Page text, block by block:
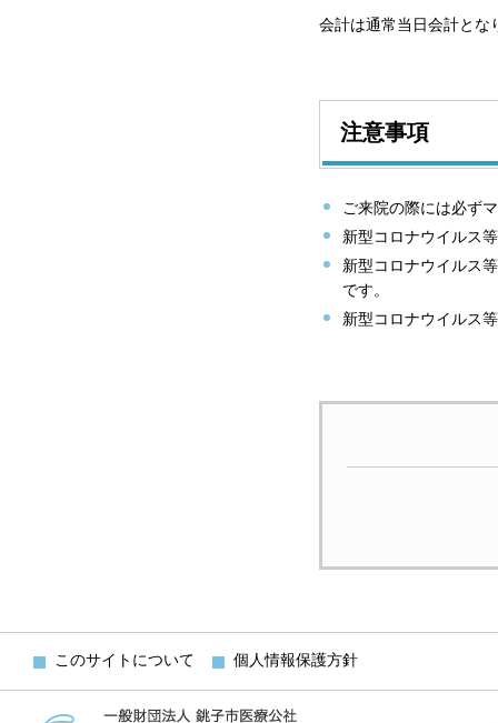
会計は通常当日会計とな
注意事項
ご来院の際には必ず
新型コロナウイルス
新型コロナウイルス
です。
新型コロナウイルス
このサイトについて 個人情報保護方針